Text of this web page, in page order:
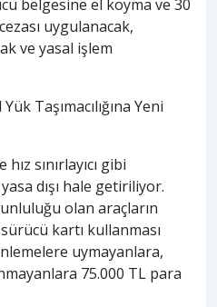
belgesine el koyma ve 30
uygulanacak,
ve yasal işlem
Taşımacılığına Yeni
sınırlayıcı gibi
dışı hale getiriliyor.
olan araçların
kartı kullanması
uymayanlara,
75.000 TL para